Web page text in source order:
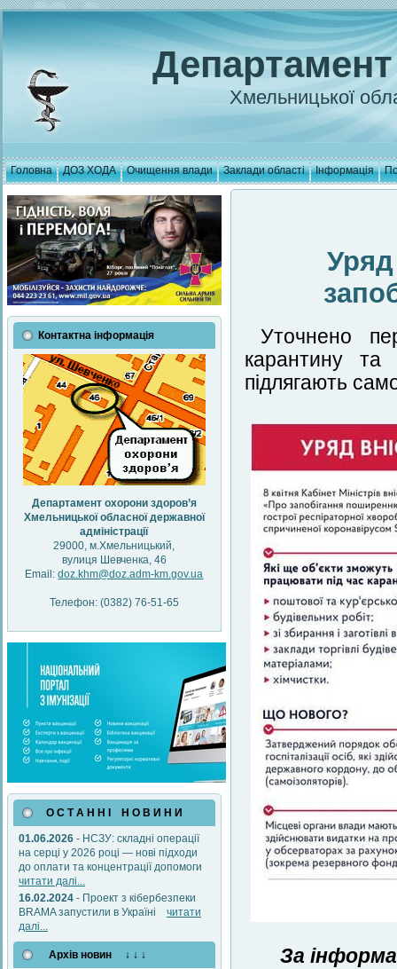
Хмельницької
Головна ДОЗ ХОДА Очищення влади Заклади області Інформація
Контактна інформація
Департамент охорони здоров’я
Хмельницької обласної державної
адміністрації
29000, м.Хмельницький,
вулиця Шевченка, 46
Email:doz.khm@doz.adm-km.gov.ua
Телефон: (0382) 76-51-65
О С Т А Н Н І Н О В И Н И
01.06.2026 - НСЗУ: складні операції
на серці у 2026 році — нові підходи
до оплати та концентрації допомоги
читати далі...
16.02.2024 - Проект з кібербезпеки
BRAMA запустили в Україні читати
далі...
Архів новин ↓ ↓ ↓
Уточнено
карантину та
підлягають
За